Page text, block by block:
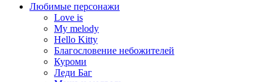
Любимые персонажи
Love is
My melody
Hello Kitty
Благословение небожителей
Куроми
Леди Баг